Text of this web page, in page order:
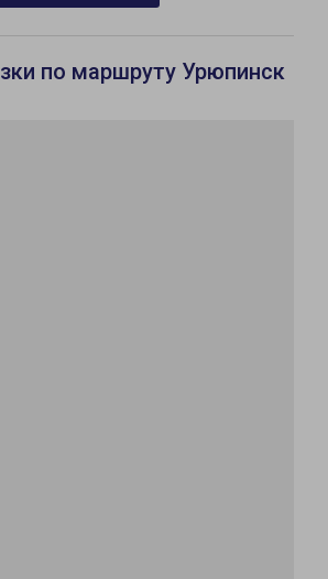
по маршруту Урюпинск